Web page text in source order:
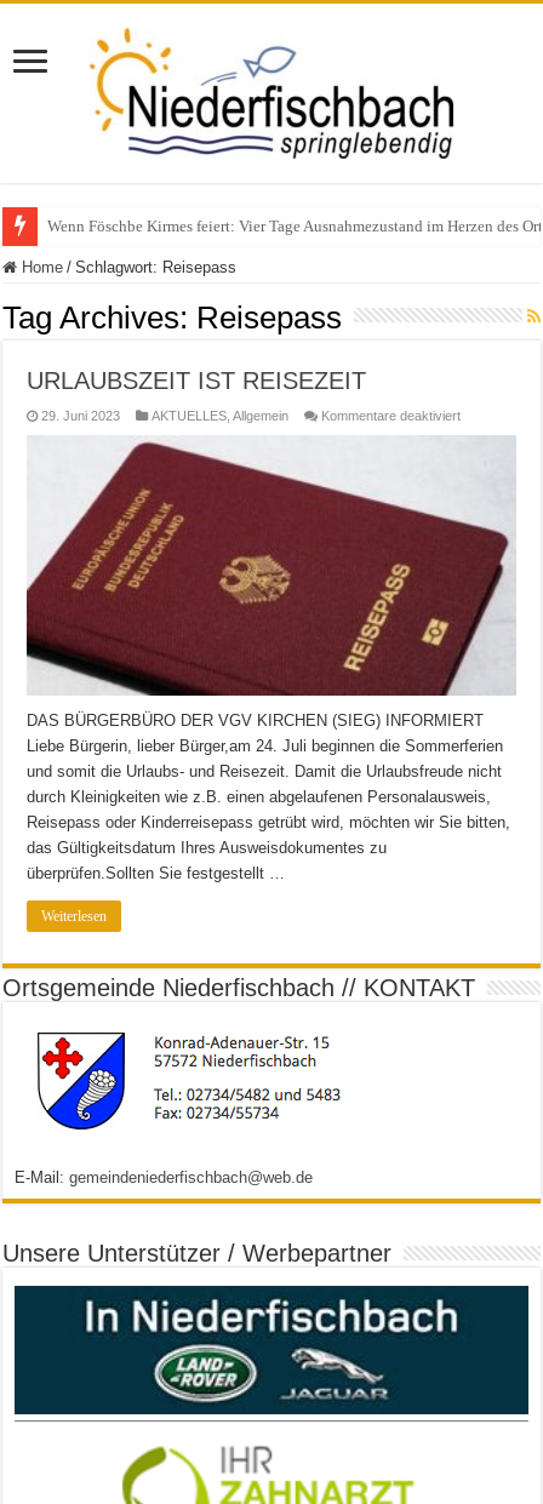
Polizeieinsatz nach Verkehrskontrolle im Bereich Niederfischbach –
Home / Schlagwort: Reisepass
Tag Archives: Reisepass
URLAUBSZEIT IST REISEZEIT
29. Juni 2023 AKTUELLES ,Allgemein Kommentare deaktiviertfür
DAS BÜRGERBÜRO DER VGV KIRCHEN (SIEG) INFORMIERT
Liebe Bürgerin, lieber Bürger,am 24. Juli beginnen die Sommerferien
und somit die Urlaubs- und Reisezeit. Damit die Urlaubsfreude nicht
durch Kleinigkeiten wie z.B. einen abgelaufenen Personalausweis,
Reisepass oder Kinderreisepass getrübt wird, möchten wir Sie bitten,
das Gültigkeitsdatum Ihres Ausweisdokumentes zu
überprüfen.Sollten Sie festgestellt …
Weiterlesen
Ortsgemeinde Niederfischbach // KONTAKT
E-Mail:gemeindeniederfischbach@web.de
Unsere Unterstützer / Werbepartner